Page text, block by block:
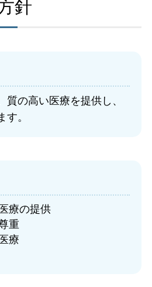
針
質の高い医療を提供し、
。
療の提供
重
療